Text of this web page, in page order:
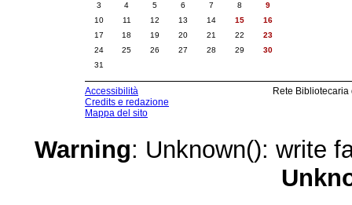
3
4 5 6 7 8
9
10
11 12 13 14 15
16
17
18 19 20 21 22
23
24
25 26 27 28 29
30
31
Accessibilità
Credits e redazione
Mappa del sito
Rete
Warning: Unknown(): write